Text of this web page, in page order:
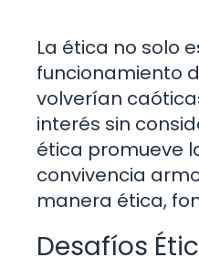
La ética no solo
funcionamiento
volverían
interés sin
ética promueve
convivencia
manera ética,
Desafíos